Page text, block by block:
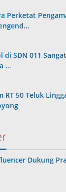
Perketat
di SDN 011
…
RT 50 Teluk
Dukung